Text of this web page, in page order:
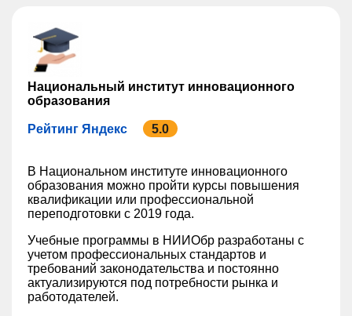
Национальный институт инновационного
образования
Рейтинг Яндекс 5.0
В Национальном институте инновационного
образования можно пройти курсы повышения
квалификации или профессиональной
переподготовки с 2019 года.
Учебные программы в НИИОбр разработаны с
учетом профессиональных стандартов и
требований законодательства и постоянно
актуализируются под потребности рынка и
работодателей.